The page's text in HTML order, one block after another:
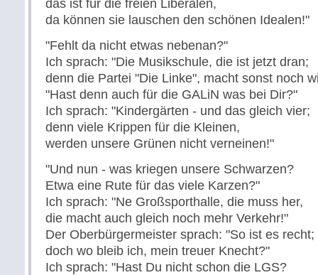
das ist für die freien Liberalen,
da können sie lauschen den schönen Idealen!"
"Fehlt da nicht etwas nebenan?"
Ich sprach: "Die Musikschule, die ist jetzt dran;
denn die Partei "Die Linke", macht sonst noch
"Hast denn auch für die GALiN was bei Dir?"
Ich sprach: "Kindergärten - und das gleich vier;
denn viele Krippen für die Kleinen,
werden unsere Grünen nicht verneinen!"
"Und nun - was kriegen unsere Schwarzen?
Etwa eine Rute für das viele Karzen?"
Ich sprach: "Ne Großsporthalle, die muss her,
die macht auch gleich noch mehr Verkehr!"
Der Oberbürgermeister sprach: "So ist es recht;
doch wo bleib ich, mein treuer Knecht?"
Ich sprach: "Hast Du nicht schon die LGS?